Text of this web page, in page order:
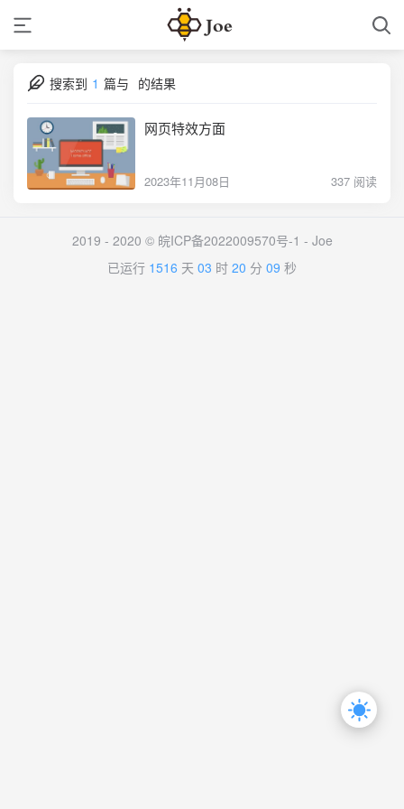
搜索到 1 篇与 的结果
网页特效方面
2023年11月08日 337 阅读
2019 - 2020 © 皖ICP备2022009570号-1 - Joe
已运行 1516 天 03 时 20 分 09 秒